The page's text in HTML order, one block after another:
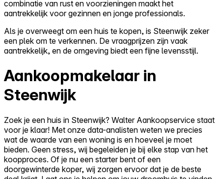
combinatie van rust en voorzieningen maakt het
aantrekkelijk voor gezinnen en jonge professionals.
Als je overweegt om een huis te kopen, is Steenwijk zeker
een plek om te verkennen. De vraagprijzen zijn vaak
aantrekkelijk, en de omgeving biedt een fijne levensstijl.
Aankoopmakelaar in
Steenwijk
Zoek je een huis in Steenwijk? Walter Aankoopservice staat
voor je klaar! Met onze data-analisten weten we precies
wat de waarde van een woning is en hoeveel je moet
bieden. Geen stress, wij begeleiden je bij elke stap van het
koopproces. Of je nu een starter bent of een
doorgewinterde koper, wij zorgen ervoor dat je de beste